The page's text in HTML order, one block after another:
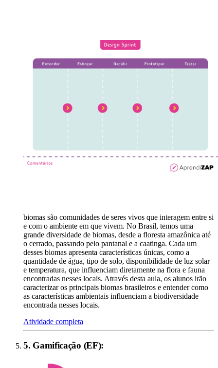
biomas são comunidades de seres vivos que interagem entre si
e com o ambiente em que vivem. No Brasil, temos uma
grande diversidade de biomas, desde a floresta amazônica até
o cerrado, passando pelo pantanal e a caatinga. Cada um
desses biomas apresenta características únicas, como a
quantidade de água, tipo de solo, disponibilidade de luz solar
e temperatura, que influenciam diretamente na flora e fauna
encontradas nesses locais. Através desta aula, os alunos irão
caracterizar os principais biomas brasileiros e entender como
as características ambientais influenciam a biodiversidade
encontrada nesses locais.
Atividade completa
5. Gamificação (EF):